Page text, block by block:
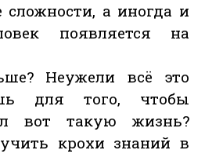
а иногда и
появляется на
Неужели всё это
для того, чтобы
вот такую жизнь?
крохи знаний в